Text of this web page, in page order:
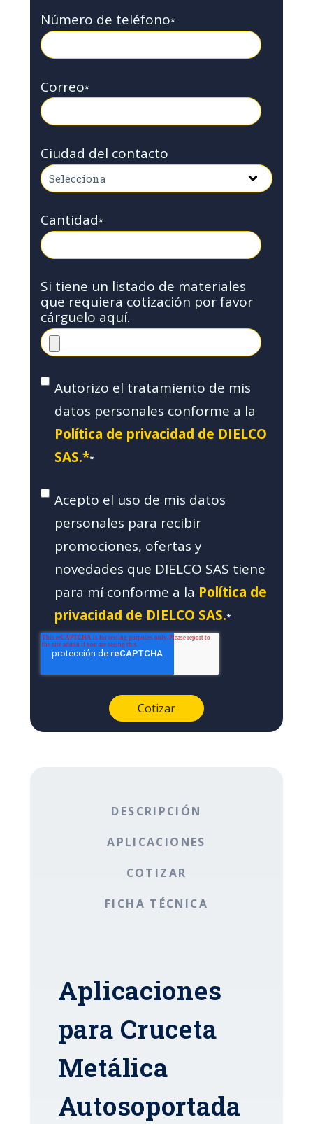
Número de teléfono*
Correo*
Ciudad del contacto
Cantidad*
Si tiene un listado de materiales
que requiera cotización por favor
cárguelo aquí.
Autorizo el tratamiento de mis
datos personales conforme a la
Política de privacidad de DIELCO
SAS.**
Acepto el uso de mis datos
personales para recibir
promociones, ofertas y
novedades que DIELCO SAS tiene
para mí conforme a la Política de
privacidad de DIELCO SAS.*
DESCRIPCIÓN
APLICACIONES
COTIZAR
FICHA TÉCNICA
Aplicaciones
para Cruceta
Metálica
Autosoportada